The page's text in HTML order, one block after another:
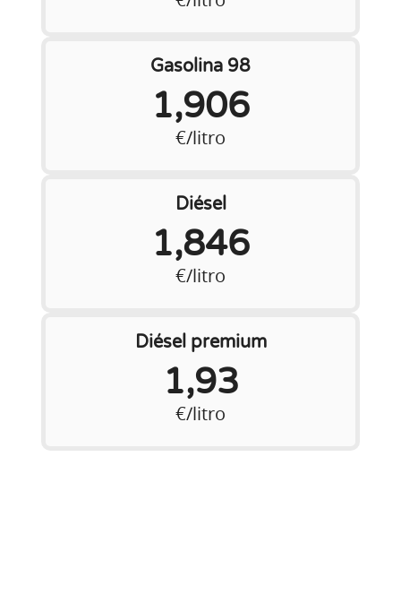
Gasolina 98
1,906
€/litro
Diésel
1,846
€/litro
Diésel premium
1,93
€/litro